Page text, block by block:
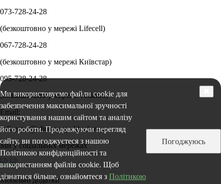
Ми використовуємо файли cookie для
забезпечення максимальної зручності
користування нашим сайтом та аналізу
його роботи. Продовжуючи перегляд
сайту, ви погоджуєтеся з нашою
Політикою конфіденційності та
використанням файлів cookie. Щоб
дізнатися більше, ознайомтеся з Політикою
Погоджуюсь
073-728-24-28
(безкоштовно у мережі Lifecell)
067-728-24-28
(безкоштовно у мережі Київстар)
095-728-24-28
(безкоштовно у мережі Vodafon)
Email:
callcenter@zbutenergo.kharkov.ua
Ми у соціальних мережах
Мобільні додатки